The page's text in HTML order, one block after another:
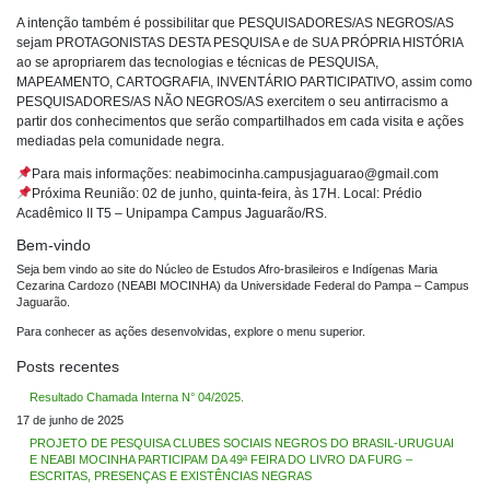
A intenção também é possibilitar que PESQUISADORES/AS NEGROS/AS
sejam PROTAGONISTAS DESTA PESQUISA e de SUA PRÓPRIA HISTÓRIA
ao se apropriarem das tecnologias e técnicas de PESQUISA,
MAPEAMENTO, CARTOGRAFIA, INVENTÁRIO PARTICIPATIVO, assim como
PESQUISADORES/AS NÃO NEGROS/AS exercitem o seu antirracismo a
partir dos conhecimentos que serão compartilhados em cada visita e ações
mediadas pela comunidade negra.
Para mais informações: neabimocinha.campusjaguarao@gmail.com
Próxima Reunião: 02 de junho, quinta-feira, às 17H. Local: Prédio
Acadêmico II T5 – Unipampa Campus Jaguarão/RS.
Bem-vindo
Seja bem vindo ao site do Núcleo de Estudos Afro-brasileiros e Indígenas Maria
Cezarina Cardozo (NEABI MOCINHA) da Universidade Federal do Pampa – Campus
Jaguarão.
Para conhecer as ações desenvolvidas, explore o menu superior.
Posts recentes
Resultado Chamada Interna N° 04/2025.
17 de junho de 2025
PROJETO DE PESQUISA CLUBES SOCIAIS NEGROS DO BRASIL-URUGUAI
E NEABI MOCINHA PARTICIPAM DA 49ª FEIRA DO LIVRO DA FURG –
ESCRITAS, PRESENÇAS E EXISTÊNCIAS NEGRAS